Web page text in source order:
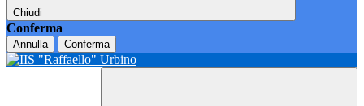
Chiudi
Conferma
Annulla Conferma